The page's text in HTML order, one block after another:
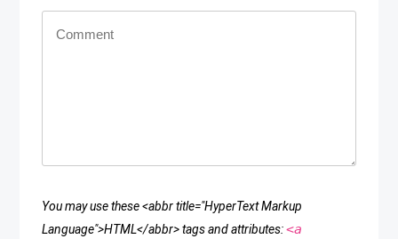
You may use these <abbr title="HyperText Markup
Language">HTML</abbr> tags and attributes:<a